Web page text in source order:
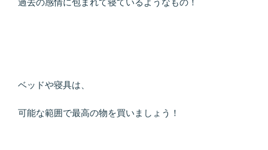
ベッドや寝具は、
可能な範囲で最高の物を買いましょう！